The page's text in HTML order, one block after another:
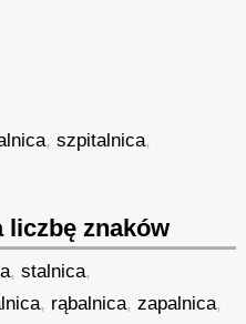
,szpitalnica,
liczbę znaków
,stalnica,
, rąbalnica,zapalnica,